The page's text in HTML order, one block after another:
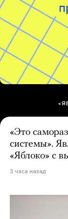
«Это
системы».
«Яблоко» с
3 часа назад